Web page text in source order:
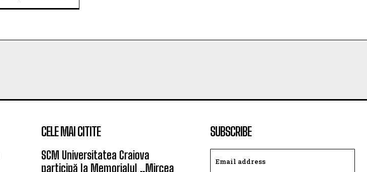
CELE MAI CITITE
SCM Universitatea Craiova
participă la Memorialul „Mircea
SUBSCRIBE